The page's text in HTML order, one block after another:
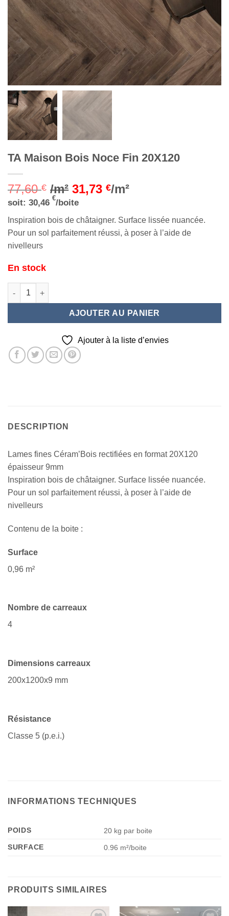
TA Maison Bois Noce Fin 20X120
77,60€ /m² 31,73€/m²
soit: 30,46 €/boite
Inspiration bois de châtaigner. Surface lissée nuancée.
Pour un sol parfaitement réussi, à poser à l’aide de
nivelleurs
En stock
quantité de TA Maison Bois Noce Fin 20X120
AJOUTER AU PANIER
Ajouter à la liste d’envies
DESCRIPTION
Lames fines Céram’Bois rectifiées en format 20X120
épaisseur 9mm
Inspiration bois de châtaigner. Surface lissée nuancée.
Pour un sol parfaitement réussi, à poser à l’aide de
nivelleurs
Contenu de la boite :
Surface
0,96 m²
Nombre de carreaux
4
Dimensions carreaux
200x1200x9 mm
Résistance
Classe 5 (p.e.i.)
INFORMATIONS TECHNIQUES
POIDS
20 kg par boite
SURFACE
0.96 m²/boite
PRODUITS SIMILAIRES